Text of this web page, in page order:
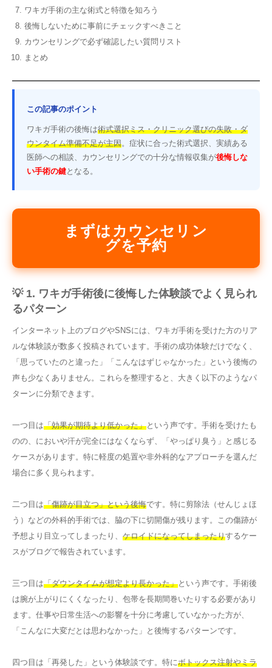
ワキガ手術の主な術式と特徴を知ろう
後悔しないために事前にチェックすべきこと
カウンセリングで必ず確認したい質問リスト
まとめ
この記事のポイント
ワキガ手術の後悔は術式選択ミス・クリニック選びの失敗・ダ
ウンタイム準備不足が主因。症状に合った術式選択、実績ある
医師への相談、カウンセリングでの十分な情報収集が後悔しな
い手術の鍵となる。
まずはカウンセリン
グを予約
💡 1. ワキガ手術後に後悔した体験談でよく見られ
るパターン
インターネット上のブログやSNSには、ワキガ手術を受けた方のリア
ルな体験談が数多く投稿されています。手術の成功体験だけでなく、
「思っていたのと違った」「こんなはずじゃなかった」という後悔の
声も少なくありません。これらを整理すると、大きく以下のようなパ
ターンに分類できます。
一つ目は「効果が期待より低かった」という声です。手術を受けたも
のの、においや汗が完全にはなくならず、「やっぱり臭う」と感じる
ケースがあります。特に軽度の処置や非外科的なアプローチを選んだ
場合に多く見られます。
二つ目は「傷跡が目立つ」という後悔です。特に剪除法（せんじょほ
う）などの外科的手術では、脇の下に切開傷が残ります。この傷跡が
予想より目立ってしまったり、 ケロイドになってしまったりするケー
スがブログで報告されています。
三つ目は「ダウンタイムが想定より長かった」という声です。手術後
は腕が上がりにくくなったり、包帯を長期間巻いたりする必要があり
ます。仕事や日常生活への影響を十分に考慮していなかった方が、
「こんなに大変だとは思わなかった」と後悔するパターンです。
四つ目は「再発した」という体験談です。特にボトックス注射やミラ